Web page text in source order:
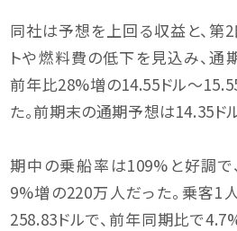
同社は予想を上回る収益と、第
トや燃料費の低下を見込み、通
前年比28%増の14.55ドル〜
た。前期末の通期予想は14.35ド
期中の乗船率は109%と好調
9%増の220万人だった。乗客1
258.83ドルで、前年同期比で